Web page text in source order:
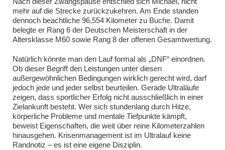
mehr auf die Strecke zurückzukehren. Am Ende standen
dennoch beachtliche 96,554 Kilometer zu Buche. Damit
belegte er Rang 6 der Deutschen Meisterschaft in der
Altersklasse M60 sowie Rang 8 der offenen Gesamtwertung.
Natürlich könnte man den Lauf formal als „DNF“ einordnen.
Ob dieser Begriff den Leistungen unter diesen
außergewöhnlichen Bedingungen wirklich gerecht wird, darf
jedoch jede und jeder selbst beurteilen. Gerade Ultraläufe
zeigen, dass sportlicher Erfolg nicht ausschließlich in einer
Zielankunft besteht. Wer sich stundenlang durch Hitze,
körperliche Probleme und mentale Tiefpunkte kämpft,
beweist Eigenschaften, die weit über reine Kilometerzahlen
hinausgehen. Krisenmanagement ist im Ultralauf keine
Randnotiz – es ist eine eigene Disziplin.